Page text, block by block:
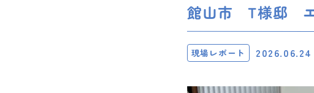
館山市 T様邸 エ
現場レポート 2026.06.24